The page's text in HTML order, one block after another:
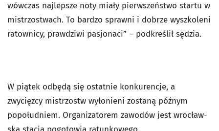
wówczas najlepsze noty miały pierwszeństwo startu w
mistrzostwach. To bardzo sprawni i dobrze wyszkoleni
ratownicy, prawdziwi pasjonaci” – podkreślił sędzia.
W piątek odbędą się ostatnie konkurencje, a
zwycięzcy mistrzostw wyłonieni zostaną późnym
popołudniem. Or­ga­ni­za­to­rem za­wo­dów jest wro­cław­